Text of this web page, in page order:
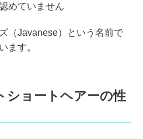
めていません
（Javanese）という名前で
ます。
ショートヘアーの性